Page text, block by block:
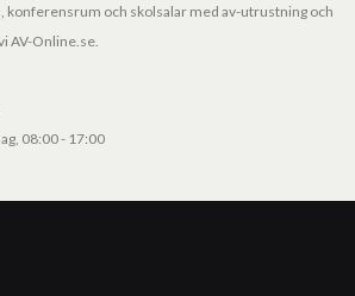
konferensrum och skolsalar med av-utrustning och
AV-Online.se.
08:00 - 17:00